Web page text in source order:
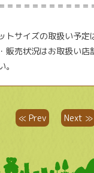
＝＝＝＝＝＝＝＝＝＝
サイズの取扱い予定
販売状況はお取扱い店
≪ Prev Next ≫